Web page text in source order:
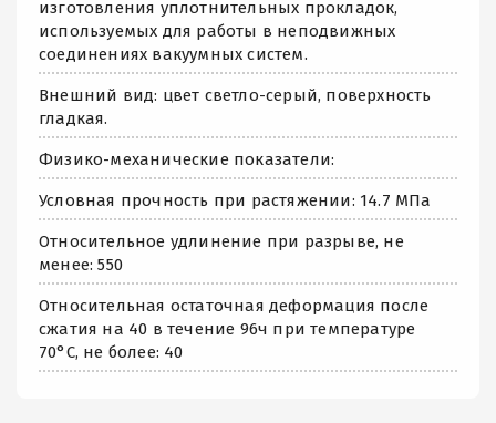
изготовления уплотнительных прокладок,
используемых для работы в неподвижных
соединениях вакуумных систем.
Внешний вид: цвет светло-серый, поверхность
гладкая.
Физико-механические показатели:
Условная прочность при растяжении: 14.7 МПа
Относительное удлинение при разрыве, не
менее: 550
Относительная остаточная деформация после
сжатия на 40 в течение 96ч при температуре
70°С, не более: 40